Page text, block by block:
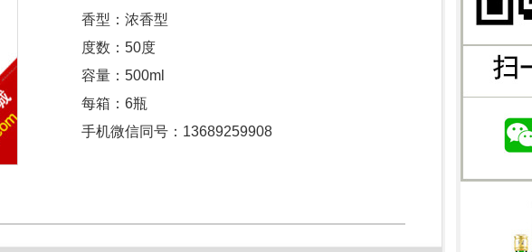
香型：浓香型
度数：50度
容量：500ml
每箱：6瓶
手机微信同号：13689259908